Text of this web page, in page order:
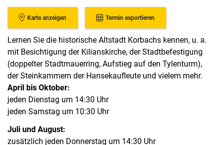
Karte anzeigen Termin exportieren
Lernen Sie die historische Altstadt Korbachs kennen, u. a.
mit Besichtigung der Kilianskirche, der Stadtbefestigung
(doppelter Stadtmauerring, Aufstieg auf den Tylenturm),
der Steinkammern der Hansekaufleute und vielem mehr.
April bis Oktober:
jeden Dienstag um 14:30 Uhr
jeden Samstag um 10:30 Uhr
Juli und August:
zusätzlich jeden Donnerstag um 14:30 Uhr